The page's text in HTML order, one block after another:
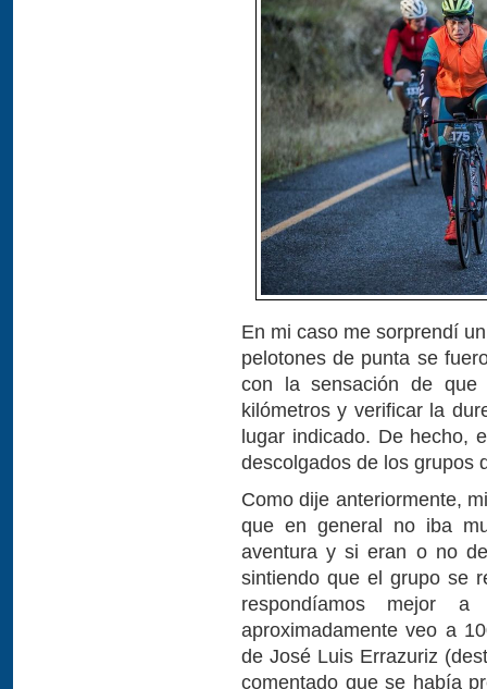
En mi caso me sorprendí
pelotones de punta se
con la sensación de
kilómetros y verificar la
lugar indicado. De hecho,
descolgados de los grupos
Como dije anteriormente,
que en general no iba
aventura y si eran o no
sintiendo que el grupo se
respondíamos mejor
aproximadamente veo a
de José Luis Errazuriz
comentado que se había